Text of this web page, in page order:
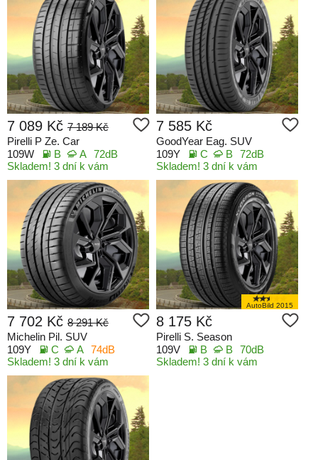
7 089 Kč 7 189 Kč
Pirelli P Ze. Car
109W
B A 72dB
Skladem! 3 dní k vám
7 585 Kč
GoodYear Eag. SUV
109Y
C B 72dB
Skladem! 3 dní k vám
7 702 Kč 8 291 Kč
Michelin Pil. SUV
109Y
C A 74dB
Skladem! 3 dní k vám
AutoBild 2015
8 175 Kč
Pirelli S. Season
109V
B B 70dB
Skladem! 3 dní k vám